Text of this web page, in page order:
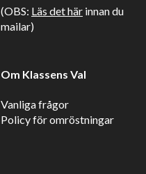
(OBS: Läs det här innan du
mailar)
Om Klassens Val
Vanliga frågor
Policy för omröstningar